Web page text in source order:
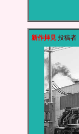
新作拝見投稿者